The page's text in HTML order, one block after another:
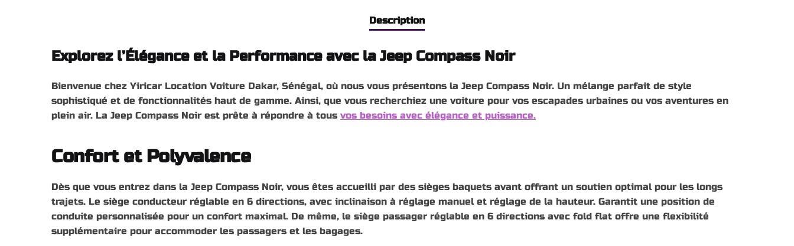
Description
Explorez l’Élégance et la Performance avec la Jeep Compass Noir
Bienvenue chez Yiricar Location Voiture Dakar, Sénégal, où nous vous présentons la Jeep Compass Noir. Un mélange parfait de style
sophistiqué et de fonctionnalités haut de gamme. Ainsi, que vous recherchiez une voiture pour vos escapades urbaines ou vos aventures en
plein air. La Jeep Compass Noir est prête à répondre à tousvos besoins avec élégance et puissance.
Confort et Polyvalence
Dès que vous entrez dans la Jeep Compass Noir, vous êtes accueilli par des sièges baquets avant offrant un soutien optimal pour les longs
trajets. Le siège conducteur réglable en 6 directions, avec inclinaison à réglage manuel et réglage de la hauteur. Garantit une position de
conduite personnalisée pour un confort maximal. De même, le siège passager réglable en 6 directions avec fold flat offre une flexibilité
supplémentaire pour accommoder les passagers et les bagages.